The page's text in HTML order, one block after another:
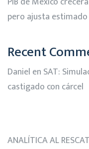
pero ajusta estimado
Recent
Daniel en SAT:
castigado con cárcel
ANALÍTICA AL